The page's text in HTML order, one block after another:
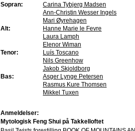
Sopran:
Carina Tybjerg Madsen
Ann-Christin Wesser Ingels
Mari Øyrehagen
Alt:
Hanne Marie le Fevre
Laura Lamph
Elenor Wiman
Tenor:
Luís Toscano
Nils Greenhow
Jakob Skjoldborg
Bas:
Asger Lynge Petersen
Rasmus Kure Thomsen
Mikkel Tuxen
Anmeldelser:
Mytologisk Feng Shui på Takkelloftet